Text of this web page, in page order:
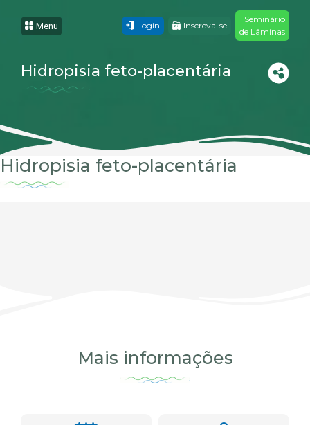
Hidropisia feto-placentária
Menu Login Inscreva-se
Seminário
de Lâminas
Hidropisia feto-placentária
Mais informações